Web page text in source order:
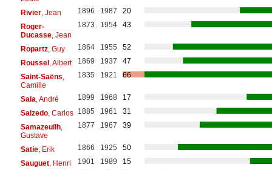
Rivier, Jean 1896 1987
20
Roger-
Ducasse, Jean
1873 1954 43
Ropartz, Guy 1864 1955
52
Roussel, Albert 1869 1937
47
Saint-Saëns
Camille
1835 1921 66
Sala , André 1899 1968
17
Salzedo, Carlos 1885 1961
31
Samazeuilh,
Gustave
1877 1967 39
Satie, Erik 1866 1925
50
Sauguet, Henri 1901 1989
15